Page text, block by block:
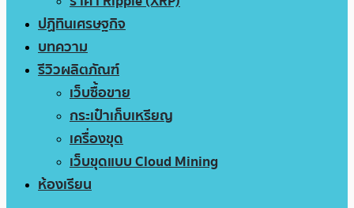
ปฏิทินเศรษฐกิจ
บทความ
รีวิวผลิตภัณฑ์
เว็บซื้อขาย
กระเป๋าเก็บเหรียญ
เครื่องขุด
เว็บขุดแบบ Cloud Mining
ห้องเรียน